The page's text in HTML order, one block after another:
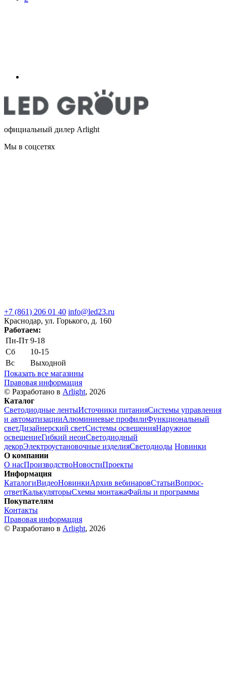
официальный дилер Arlight
Мы в соцсетях
+7 (861) 206 01 40 info@led23.ru
Краснодар, ул. Горького, д. 160
Работаем:
Пн-Пт 9-18
Сб
10-15
Вс
Выходной
Показать все магазины
Правовая информация
© Разработано в Arlight, 2026
Каталог
Светодиодные лентыИсточники питанияСистемы управления
и автоматизацииАлюминиевые профилиФункциональный
светДизайнерский светСистемы освещенияНаружное
освещениеГибкий неонСветодиодный
декорЭлектроустановочные изделияСветодиоды Новинки
О компании
О насПроизводствоНовостиПроекты
Информация
КаталогиВидеоНовинкиАрхив вебинаровСтатьиВопрос-
ответКалькуляторыСхемы монтажаФайлы и программы
Покупателям
Контакты
Правовая информация
© Разработано в Arlight, 2026